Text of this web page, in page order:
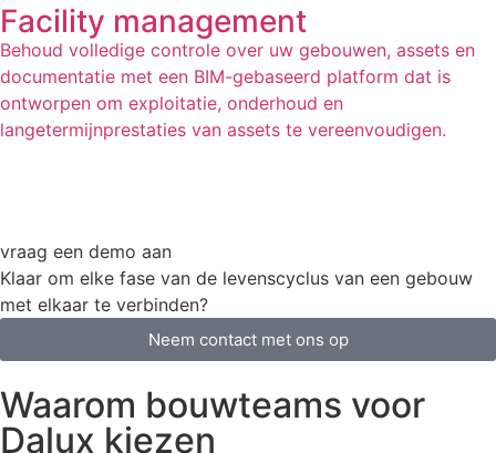
Facility management
Behoud volledige controle over uw gebouwen, assets en
documentatie met een BIM-gebaseerd platform dat is
ontworpen om exploitatie, onderhoud en
langetermijnprestaties van assets te vereenvoudigen.
vraag een demo aan
Klaar om elke fase van de levenscyclus van een gebouw
met elkaar te verbinden?
Neem contact met ons op
Waarom bouwteams voor
Dalux kiezen